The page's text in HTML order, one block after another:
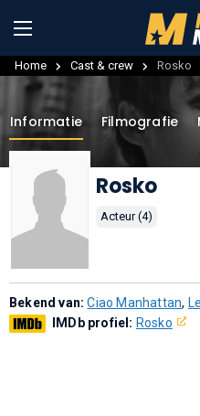
Home Cast & crew Rosko
Informatie Filmografie
Rosko
Acteur (4)
Bekend van:Ciao Manhattan,
IMDb profiel: Rosko